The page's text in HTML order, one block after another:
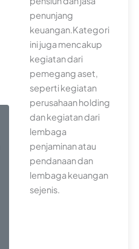
penunjang
keuangan.Kategori
ini juga mencakup
kegiatan dari
pemegang aset,
seperti kegiatan
perusahaan holding
dan kegiatan dari
lembaga
penjaminan atau
pendanaan dan
lembaga keuangan
sejenis.